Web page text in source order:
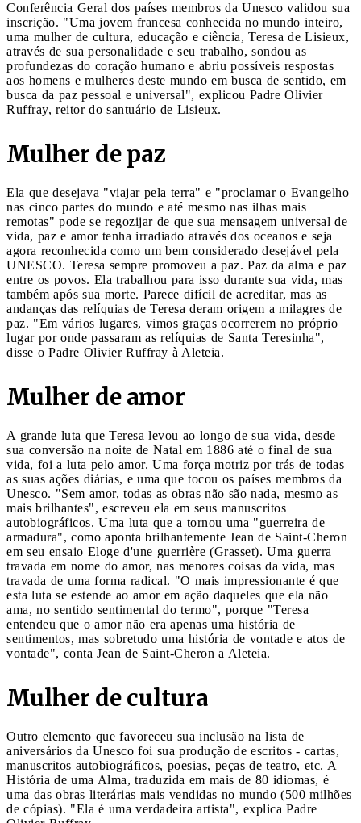
Conferência Geral dos países membros da Unesco validou sua
inscrição. "Uma jovem francesa conhecida no mundo inteiro,
uma mulher de cultura, educação e ciência, Teresa de Lisieux,
através de sua personalidade e seu trabalho, sondou as
profundezas do coração humano e abriu possíveis respostas
aos homens e mulheres deste mundo em busca de sentido, em
busca da paz pessoal e universal", explicou Padre Olivier
Ruffray, reitor do santuário de Lisieux.
Mulher de paz
Ela que desejava "viajar pela terra" e "proclamar o Evangelho
nas cinco partes do mundo e até mesmo nas ilhas mais
remotas" pode se regozijar de que sua mensagem universal de
vida, paz e amor tenha irradiado através dos oceanos e seja
agora reconhecida como um bem considerado desejável pela
UNESCO. Teresa sempre promoveu a paz. Paz da alma e paz
entre os povos. Ela trabalhou para isso durante sua vida, mas
também após sua morte. Parece difícil de acreditar, mas as
andanças das relíquias de Teresa deram origem a milagres de
paz. "Em vários lugares, vimos graças ocorrerem no próprio
lugar por onde passaram as relíquias de Santa Teresinha",
disse o Padre Olivier Ruffray à Aleteia.
Mulher de amor
A grande luta que Teresa levou ao longo de sua vida, desde
sua conversão na noite de Natal em 1886 até o final de sua
vida, foi a luta pelo amor. Uma força motriz por trás de todas
as suas ações diárias, e uma que tocou os países membros da
Unesco. "Sem amor, todas as obras não são nada, mesmo as
mais brilhantes", escreveu ela em seus manuscritos
autobiográficos. Uma luta que a tornou uma "guerreira de
armadura", como aponta brilhantemente Jean de Saint-Cheron
em seu ensaio Eloge d'une guerrière (Grasset). Uma guerra
travada em nome do amor, nas menores coisas da vida, mas
travada de uma forma radical. "O mais impressionante é que
esta luta se estende ao amor em ação daqueles que ela não
ama, no sentido sentimental do termo", porque "Teresa
entendeu que o amor não era apenas uma história de
sentimentos, mas sobretudo uma história de vontade e atos de
vontade", conta Jean de Saint-Cheron a Aleteia.
Mulher de cultura
Outro elemento que favoreceu sua inclusão na lista de
aniversários da Unesco foi sua produção de escritos - cartas,
manuscritos autobiográficos, poesias, peças de teatro, etc. A
História de uma Alma, traduzida em mais de 80 idiomas, é
uma das obras literárias mais vendidas no mundo (500 milhões
de cópias). "Ela é uma verdadeira artista", explica Padre